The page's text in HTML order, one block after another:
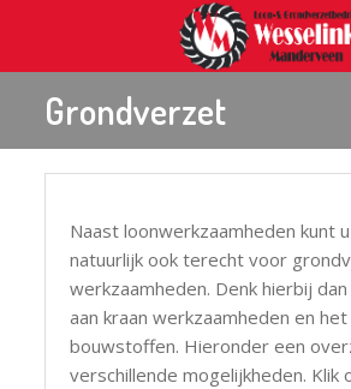
Grondverzet
Naast loonwerkzaamheden kunt
natuurlijk ook terecht voor
werkzaamheden. Denk hierbij
aan kraan werkzaamheden en
bouwstoffen. Hieronder een
verschillende mogelijkheden. Klik